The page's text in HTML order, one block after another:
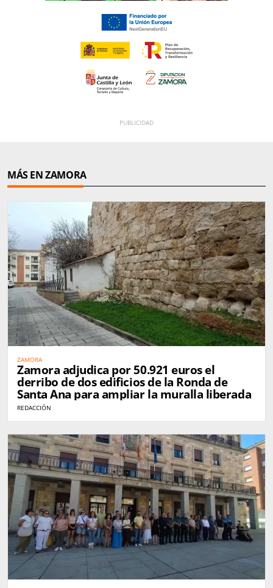
MÁS EN ZAMORA
ZAMORA
Zamora adjudica por 50.921 euros el
derribo de dos edificios de la Ronda de
Santa Ana para ampliar la muralla liberada
REDACCIÓN